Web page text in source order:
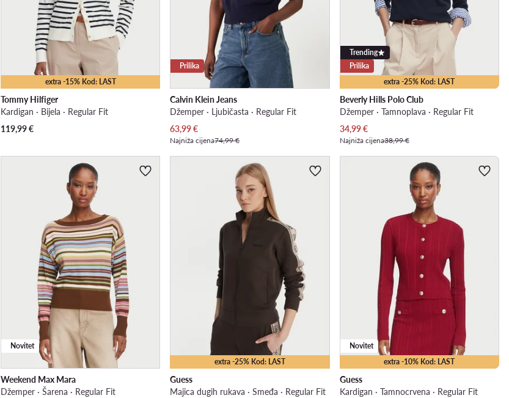
extra -15% Kod: LAST
Tommy Hilfiger
Kardigan · Bijela · Regular Fit
119,99€
Prilika
Calvin Klein Jeans
Džemper · Ljubičasta · Regular Fit
Trenutna cijena
63,99€
Najniža cijena74,99 €
extra -25% Kod: LAST
Trending
Prilika
Beverly Hills Polo Club
Džemper · Tamnoplava · Regular Fit
Trenutna cijena
34,99€
Najniža cijena38,99 €
Novitet
Weekend Max Mara
Džemper · Šarena · Regular Fit
extra -25% Kod: LAST
Guess
Majica dugih rukava · Smeđa · Regular Fit
extra -10% Kod: LAST
Novitet
Guess
Kardigan · Tamnocrvena · Regular Fit